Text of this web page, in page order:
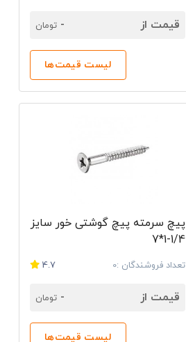
قیمت از - تومان
لیست قیمت‌ها
پیچ سرمته پیچ گوشتی خور سایز
1/4-1*7
تعداد فروشندگان :0 4.7
قیمت از - تومان
لیست قیمت‌ها